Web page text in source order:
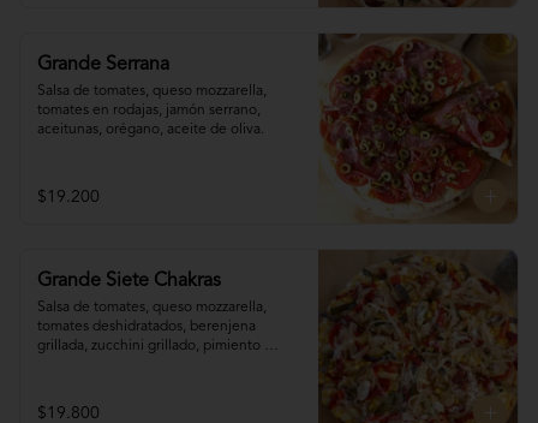
Grande Serrana
Salsa de tomates, queso mozzarella,
tomates en rodajas, jamón serrano,
aceitunas, orégano, aceite de oliva.
$19.200
Grande Siete Chakras
Salsa de tomates, queso mozzarella,
tomates deshidratados, berenjena
grillada, zucchini grillado, pimiento
$19.800